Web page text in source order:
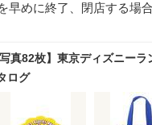
早めに終了、閉店する場
写真82枚】東京ディズニー
ログ